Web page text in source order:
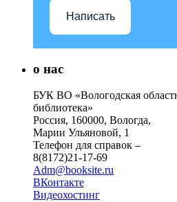
Написать
о нас
БУК ВО «Вологодская
библиотека»
Россия, 160000, Вологда,
Марии Ульяновой, 1
Телефон для справок –
8(8172)21-17-69
Adm@booksite.ru
ВКонтакте
Видеохостинг